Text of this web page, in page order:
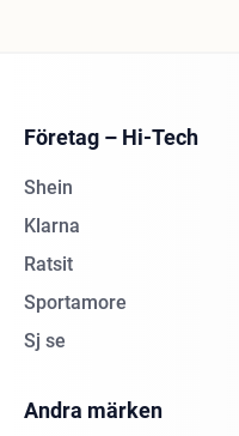
Företag – Hi-Tech
Shein
Klarna
Ratsit
Sportamore
Sj se
Andra märken